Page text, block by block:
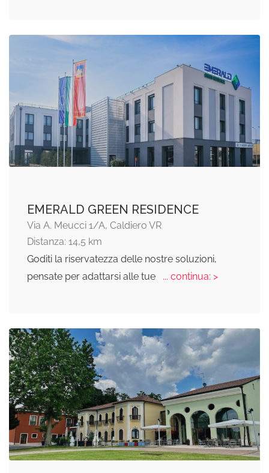
EMERALD GREEN RESIDENCE
Via A. Meucci 1/A, Caldiero VR
Distanza: 14,5 km
Goditi la riservatezza delle nostre soluzioni,
pensate per adattarsi alle tue
... continua: >